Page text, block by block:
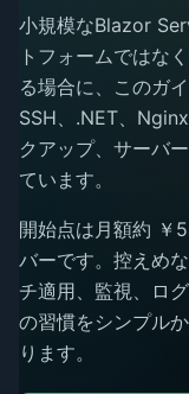
小規模なBlazor
トフォームではな
る場合に、このガ
SSH、.NET、
クアップ、サーバ
ています。
開始点は月額約 ￥
バーです。控えめ
チ適用、監視、ロ
の習慣をシンプル
ります。